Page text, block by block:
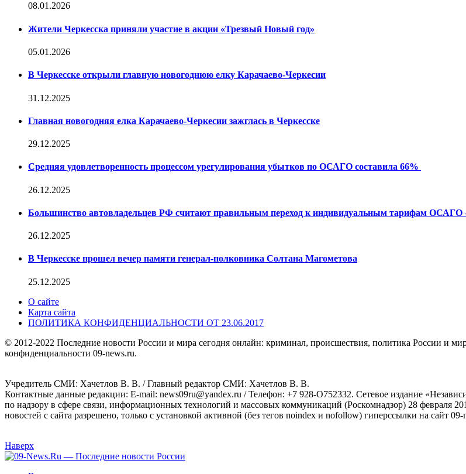
08.01.2026
Жители Черкесска приняли участие в акции «Трезвый Новый год»
05.01.2026
В Черкесске открыли главную новогоднюю елку Карачаево-Черкесии
31.12.2025
Главная новогодняя елка Карачаево-Черкесии зажглась в Черкесске
29.12.2025
Средняя удовлетворенность процессом урегулирования убытков по ОСАГО составила 66%
26.12.2025
Большинство автовладельцев РФ считают правильным переход к индивидуальным тарифам
26.12.2025
В Черкесске прошел вечер памяти генерал-полковника Солтана Магометова
25.12.2025
О сайте
Карта сайта
ПОЛИТИКА КОНФИДЕНЦИАЛЬНОСТИ ОТ 23.06.2017
© 2012-2022 Последние новости России и мира сегодня онлайн: криминал, происшествия, политика России и
конфиденциальности 09-news.ru.
Учредитель СМИ: Хaчeтлoв B. B. / Главный редактор СМИ: Хaчeтлoв B. B.
Контактные данные редакции: E-mail: news09ru@yandex.ru / Телефон: +7 928-O752332. Сетевое издание
по надзору в сфере связи, информационных технологий и массовых коммуникаций (Роскомнадзор) 28 февраля
новостей с сайта разрешено, только с установкой активной (без тегов noindex и nofollow) гиперссылки на сайт
Наверх